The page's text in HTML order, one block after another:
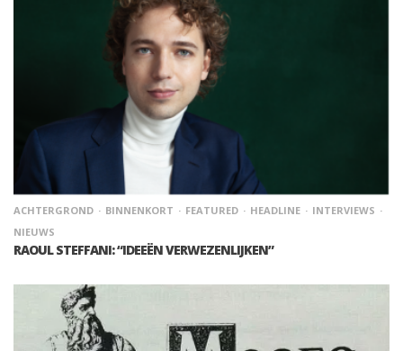
ACHTERGROND BINNENKORT FEATURED HEADLINE
INTERVIEWS
NIEUWS
RAOUL STEFFANI: “IDEEËN VERWEZENLIJKEN”